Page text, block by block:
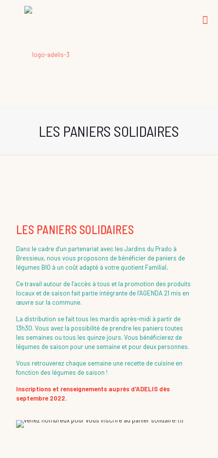
LES PANIERS SOLIDAIRES
LES PANIERS SOLIDAIRES
Dans le cadre d’un partenariat avec les Jardins du Prado à
Bressieux, nous vous proposons de bénéficier de paniers de
légumes BIO à un coût adapté à votre quotient Familial.
Ce travail autour de l’accès à tous et la promotion des produits
locaux et de saison fait partie intégrante de l’AGENDA 21 mis en
œuvre sur la commune.
La distribution se fait tous les mardis après-midi à partir de
13h30. Vous avez la possibilité de prendre les paniers toutes
les semaines ou tous les quinze jours. Vous bénéficierez de
légumes de saison pour une semaine et pour deux personnes.
Vous retrouverez chaque semaine une recette de cuisine en
fonction des légumes de saison !
Inscriptions et renseignements auprès d'ADELIS dès
septembre 2022.